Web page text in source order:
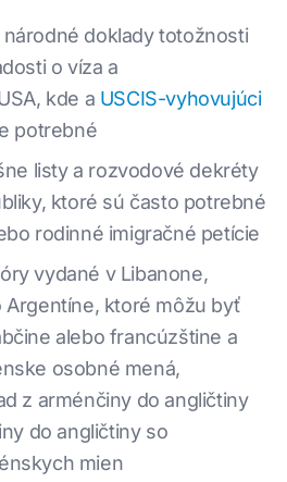
doklady totožnosti
o víza a
kde a USCIS-vyhovujúci
potrebné
listy a rozvodové dekréty
ktoré sú často potrebné
rodinné imigračné petície
vydané v Libanone,
Argentíne, ktoré môžu byť
alebo francúzštine a
osobné mená,
z arménčiny do angličtiny
do angličtiny so
mien